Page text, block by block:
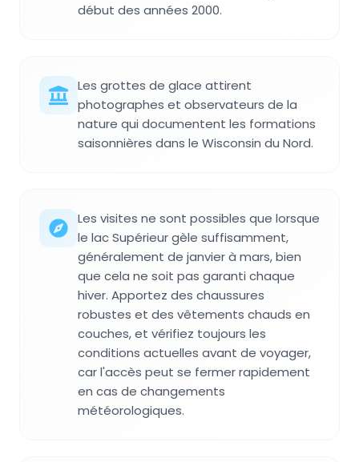
début des années 2000.
Les grottes de glace attirent
photographes et observateurs de la
nature qui documentent les formations
saisonnières dans le Wisconsin du Nord.
Les visites ne sont possibles que lorsque
le lac Supérieur gèle suffisamment,
généralement de janvier à mars, bien
que cela ne soit pas garanti chaque
hiver. Apportez des chaussures
robustes et des vêtements chauds en
couches, et vérifiez toujours les
conditions actuelles avant de voyager,
car l'accès peut se fermer rapidement
en cas de changements
météorologiques.